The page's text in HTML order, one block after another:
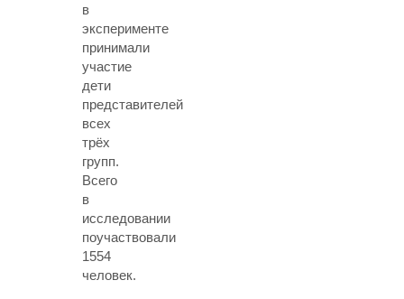
в
эксперименте
принимали
участие
дети
представителей
всех
трёх
групп.
Всего
в
исследовании
поучаствовали
1554
человек.